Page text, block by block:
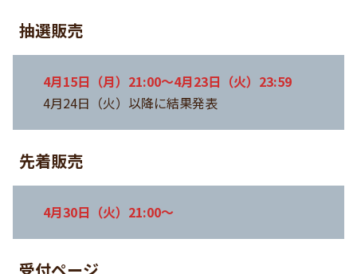
抽選販売
4月15日（月）21:00〜4月23日（火）23:59
4月24日（火）以降に結果発表
先着販売
4月30日（火）21:00〜